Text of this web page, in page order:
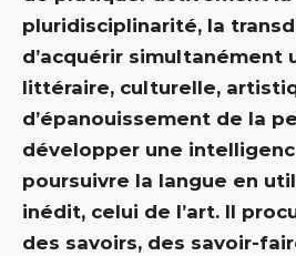
pluridisciplinarité, la
d’acquérir simultanément
littéraire, culturelle,
d’épanouissement de la
développer une
poursuivre la langue en
inédit, celui de l’art. Il
des savoirs, des savoir-